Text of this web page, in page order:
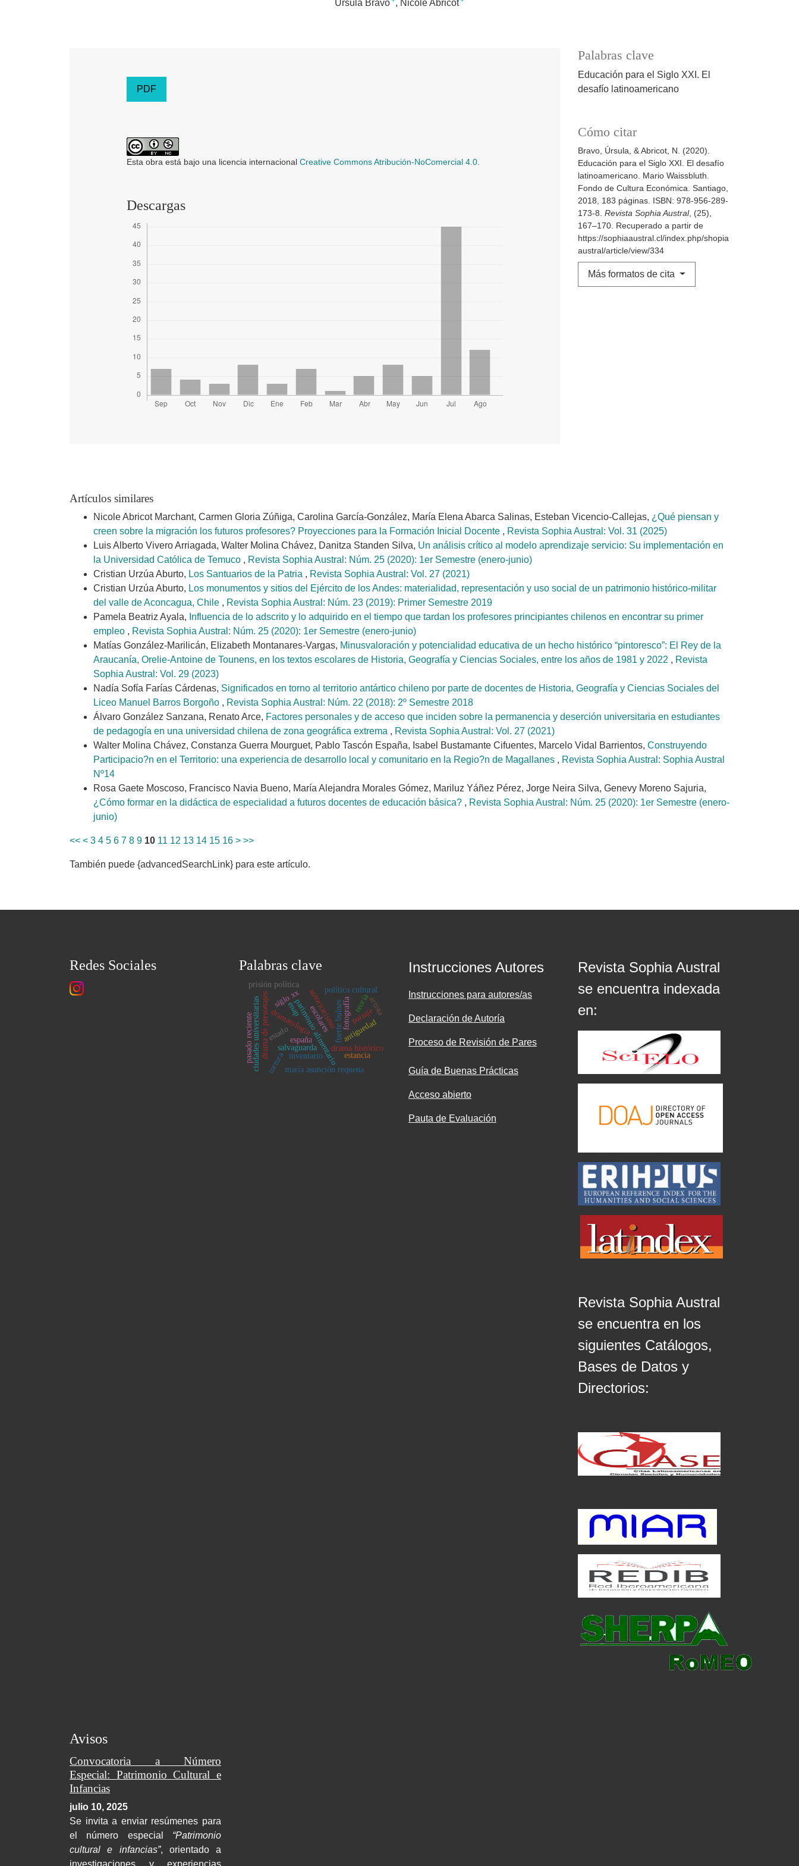
Úrsula Bravo Nicole Abricot
Palabras clave
Educación para el Siglo XXI. El
desafío latinoamericano
Cómo citar
Bravo, Úrsula, & Abricot, N. (2020).
Educación para el Siglo XXI. El desafío
latinoamericano. Mario Waissbluth.
Fondo de Cultura Económica. Santiago,
2018, 183 páginas. ISBN: 978-956-289-
173-8. Revista Sophia Austral, (25),
167–170. Recuperado a partir de
https://sophiaaustral.cl/index.php/shopia
austral/article/view/334
Más formatos de cita
PDF
Esta obra está bajo una licencia internacional Creative Commons Atribución-NoComercial 4.0.
Descargas
Artículos similares
Nicole Abricot Marchant, Carmen Gloria Zúñiga, Carolina García-González, María Elena Abarca Salinas, Esteban Vicencio-Callejas, ¿Qué piensan y
creen sobre la migración los futuros profesores? Proyecciones para la Formación Inicial Docente , Revista Sophia Austral: Vol. 31 (2025)
Luis Alberto Vivero Arriagada, Walter Molina Chávez, Danitza Standen Silva, Un análisis crítico al modelo aprendizaje servicio: Su implementación en
la Universidad Católica de Temuco , Revista Sophia Austral: Núm. 25 (2020): 1er Semestre (enero-junio)
Cristian Urzúa Aburto, Los Santuarios de la Patria , Revista Sophia Austral: Vol. 27 (2021)
Cristian Urzúa Aburto, Los monumentos y sitios del Ejército de los Andes: materialidad, representación y uso social de un patrimonio histórico-militar
del valle de Aconcagua, Chile , Revista Sophia Austral: Núm. 23 (2019): Primer Semestre 2019
Pamela Beatriz Ayala, Influencia de lo adscrito y lo adquirido en el tiempo que tardan los profesores principiantes chilenos en encontrar su primer
empleo , Revista Sophia Austral: Núm. 25 (2020): 1er Semestre (enero-junio)
Matías González-Marilicán, Elizabeth Montanares-Vargas, Minusvaloración y potencialidad educativa de un hecho histórico “pintoresco”: El Rey de la
Araucanía, Orelie-Antoine de Tounens, en los textos escolares de Historia, Geografía y Ciencias Sociales, entre los años de 1981 y 2022 , Revista
Sophia Austral: Vol. 29 (2023)
Nadía Sofía Farías Cárdenas, Significados en torno al territorio antártico chileno por parte de docentes de Historia, Geografía y Ciencias Sociales del
Liceo Manuel Barros Borgoño , Revista Sophia Austral: Núm. 22 (2018): 2º Semestre 2018
Álvaro González Sanzana, Renato Arce, Factores personales y de acceso que inciden sobre la permanencia y deserción universitaria en estudiantes
de pedagogía en una universidad chilena de zona geográfica extrema , Revista Sophia Austral: Vol. 27 (2021)
Walter Molina Chávez, Constanza Guerra Mourguet, Pablo Tascón España, Isabel Bustamante Cifuentes, Marcelo Vidal Barrientos, Construyendo
Participacio?n en el Territorio: una experiencia de desarrollo local y comunitario en la Regio?n de Magallanes , Revista Sophia Austral: Sophia Austral
Nº14
Rosa Gaete Moscoso, Francisco Navia Bueno, María Alejandra Morales Gómez, Mariluz Yáñez Pérez, Jorge Neira Silva, Genevy Moreno Sajuria,
¿Cómo formar en la didáctica de especialidad a futuros docentes de educación básica? , Revista Sophia Austral: Núm. 25 (2020): 1er Semestre (enero-
junio)
<< < 3 4 5 6 7 8 9 10 11 12 13 14 15 16 > >>
También puede {advancedSearchLink} para este artículo.
Redes Sociales Palabras clave
escolares
parimonio alimentario
dramatología
drama de personajes drama histórico
maría asunción requena
fuerte bulnes
salvaguarda
antiguedad
inventario
estado
autoritarismopolítica cultural
fotografía
siglo xx
españa
ciudades universitarias paisaje
pasado reciente
enap
tortura
prisión política
teoría
estancia
artista
Instrucciones Autores
Instrucciones para autores/as
Declaración de Autoría
Proceso de Revisión de Pares
Guía de Buenas Prácticas
Acceso abierto
Pauta de Evaluación
Revista Sophia Austral
se encuentra indexada
en:
Revista Sophia Austral
se encuentra en los
siguientes Catálogos,
Bases de Datos y
Directorios:
Avisos
Convocatoria a Número
Especial: Patrimonio Cultural e
Infancias
julio 10, 2025
Se invita a enviar resúmenes para
el número especial “Patrimonio
cultural e infancias”, orientado a